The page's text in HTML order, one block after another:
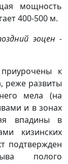
мощность
400-500 м.
эоцен -
к
реже развиты
мела (на
и в зонах
впадины в
кизинских
подтвержден
полого